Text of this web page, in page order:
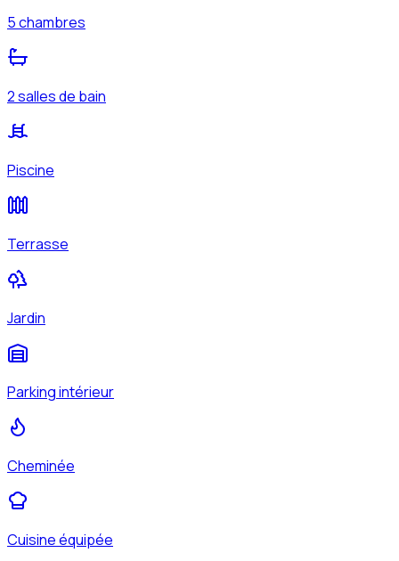
5 chambres
2 salles de bain
Piscine
Terrasse
Jardin
Parking intérieur
Cheminée
Cuisine équipée